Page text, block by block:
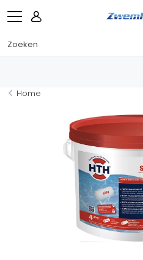
Home